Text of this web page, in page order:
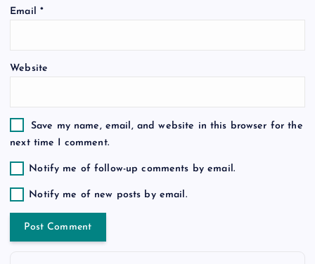
o
Email *
Website
Save my name, email, and website in this browser for the
next time I comment.
Notify me of follow-up comments by email.
Notify me of new posts by email.